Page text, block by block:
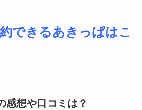
できるあきっぱはこ
感想や口コミは？